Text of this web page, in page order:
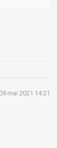
mai 2021 14:21